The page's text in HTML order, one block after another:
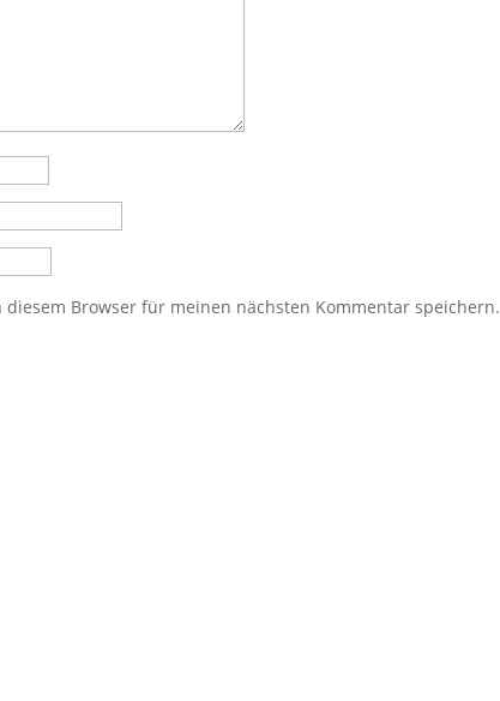
diesem Browser für meinen nächsten Kommentar speichern.